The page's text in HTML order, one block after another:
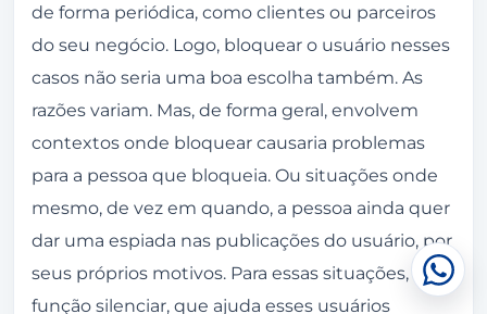
de forma periódica, como clientes ou parceiros
do seu negócio. Logo, bloquear o usuário nesses
casos não seria uma boa escolha também. As
razões variam. Mas, de forma geral, envolvem
contextos onde bloquear causaria problemas
para a pessoa que bloqueia. Ou situações onde
mesmo, de vez em quando, a pessoa ainda quer
dar uma espiada nas publicações do usuário, por
seus próprios motivos. Para essas situações, há a
função silenciar, que ajuda esses usuários